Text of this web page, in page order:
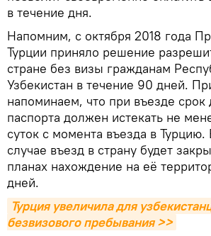
в течение дня.
Напомним, с октября 2018 года
Турции приняло решение
стране без визы гражданам
Узбекистан в течение 90 дней.
напоминаем, что при въезде срок
паспорта должен истекать не
суток с момента въезда в
случае въезд в страну будет
планах нахождение на её
дней.
Турция увеличила для
безвизового пребывания >>